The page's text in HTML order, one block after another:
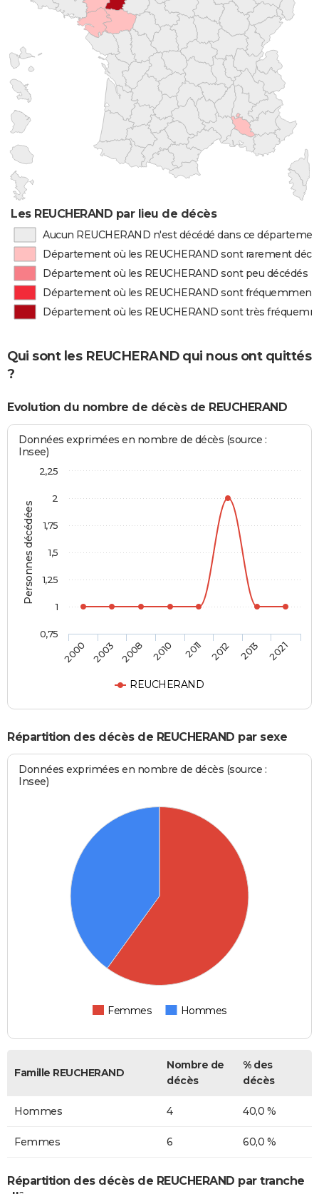
Les REUCHERAND par lieu de décès
Aucun REUCHERAND n'est décédé dans ce
Département où les REUCHERAND sont rarement
Département où les REUCHERAND sont peu décédés
Département où les REUCHERAND sont fréquemment
Département où les REUCHERAND sont très
Qui sont les REUCHERAND qui nous ont quittés
?
Evolution du nombre de décès de REUCHERAND
Personnes décédées
Données exprimées en nombre de décès (source :
Insee)
REUCHERAND
2000 2003 2008 2010 2011 2012 2013 2021
0,75
1
1,25
1,5
1,75
2
2,25
Répartition des décès de REUCHERAND par sexe
Données exprimées en nombre de décès (source :
Insee)
Femmes Hommes
Famille REUCHERAND
Nombre de
décès
% des
décès
Hommes 4 40,0 %
Femmes 6 60,0 %
Répartition des décès de REUCHERAND par tranche